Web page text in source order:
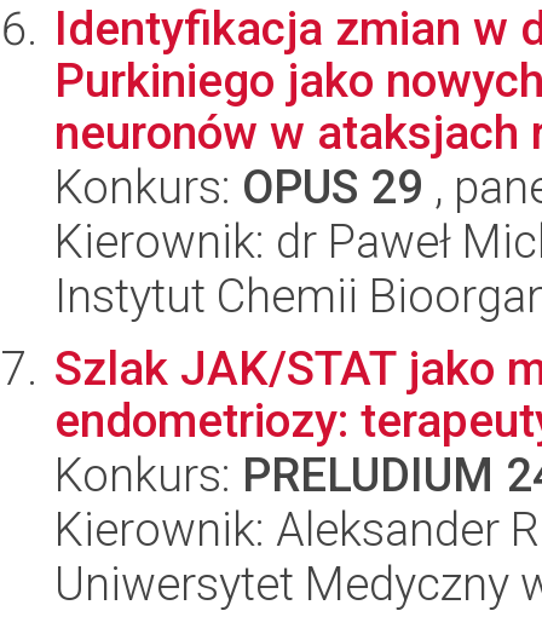
Identyfikacja zmian w
Purkiniego jako
neuronów w ataksjach
Konkurs: OPUS 29 ,
Kierownik: dr Paweł
Instytut Chemii
Szlak JAK/STAT jako
endometriozy:
Konkurs: PRELUDIUM
Kierownik: Aleksander
Uniwersytet Medyczny